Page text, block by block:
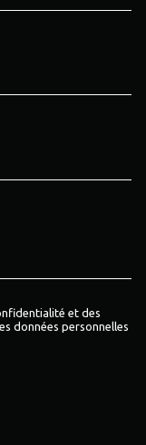
et des
données personnelles